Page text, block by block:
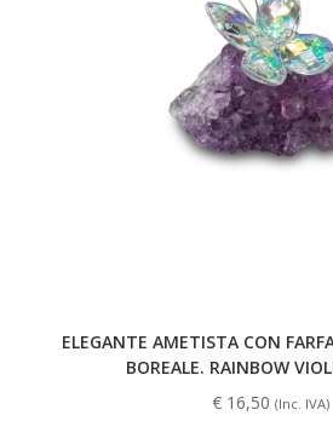
ELEGANTE AMETISTA CON
BOREALE. RAINBOW
€ 16,50 (Inc. IVA)